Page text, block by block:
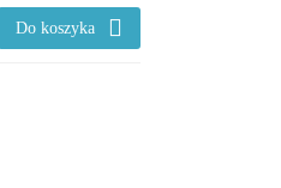
Do koszyka